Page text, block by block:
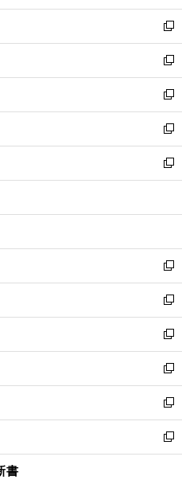
開
く
ウ
で
開
く
ン
ド
ウ
で
開
く
ウ
ィ
ン
ド
ウ
で
開
く
新
し
い
ウ
ィ
ン
ド
ウ
で
開
新
し
い
ウ
ィ
ン
ド
ウ
開
新
し
い
ウ
ィ
ン
ウ
開
く
新
し
い
ウ
ン
ウ
で
開
く
新
し
ウ
ン
ド
ウ
で
開
く
新
し
い
ウ
ィ
ン
ド
ウ
で
開
く
新
し
い
ウ
ィ
ン
ド
ウ
で
開
新
し
い
ウ
ィ
ン
ド
ウ
新
し
い
ウ
ィ
ン
新
し
い
ウ
新
し
書